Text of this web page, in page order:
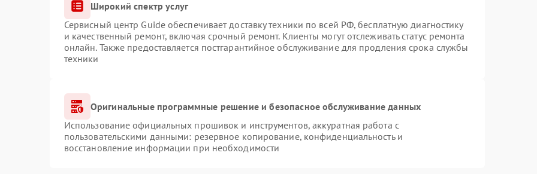
Широкий спектр услуг
Сервисный центр Guide обеспечивает доставку техники по всей РФ, бесплатную диагностику
и качественный ремонт, включая срочный ремонт. Клиенты могут отслеживать статус ремонта
онлайн. Также предоставляется постгарантийное обслуживание для продления срока службы
техники
Оригинальные программные решение и безопасное обслуживание данных
Использование официальных прошивок и инструментов, аккуратная работа с
пользовательскими данными: резервное копирование, конфиденциальность и
восстановление информации при необходимости